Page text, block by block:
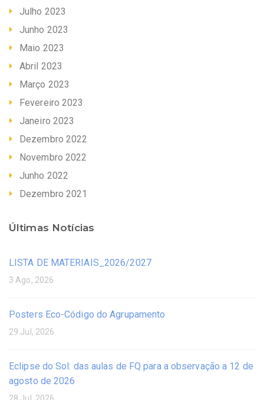
Julho 2023
Junho 2023
Maio 2023
Abril 2023
Março 2023
Fevereiro 2023
Janeiro 2023
Dezembro 2022
Novembro 2022
Junho 2022
Dezembro 2021
Últimas Notícias
LISTA DE MATERIAIS_2026/2027
3 Ago, 2026
Posters Eco-Código do Agrupamento
29 Jul, 2026
Eclipse do Sol: das aulas de FQ para a observação a 12 de
agosto de 2026